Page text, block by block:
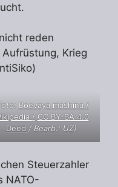
reden
Krieg
Boevaya mashina /
/ CC BY-SA 4.0
Deed / Bearb.: UZ)
Steuerzahler
NATO-